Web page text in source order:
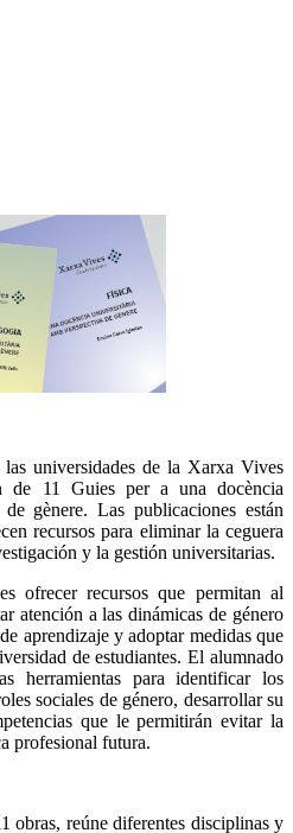
universidades de la Xarxa Vives
de 11 Guies per a una docència
gènere. Las publicaciones están
recursos para eliminar la ceguera
y la gestión universitarias.
ofrecer recursos que permitan al
atención a las dinámicas de género
aprendizaje y adoptar medidas que
de estudiantes. El alumnado
herramientas para identificar los
sociales de género, desarrollar su
que le permitirán evitar la
profesional futura.
obras, reúne diferentes disciplinas y